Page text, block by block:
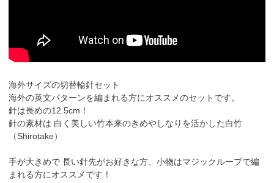
海外サイズの切替輪針セット
海外の英文パターンを編まれる方にオススメのセットです。
針は長めの12.5cm！
針の素材は 白く美しい竹本来のきめやしなりを活かした白竹
（Shirotake）
手が大きめで 長い針先がお好きな方、小物はマジックループで編
まれる方にオススメです！